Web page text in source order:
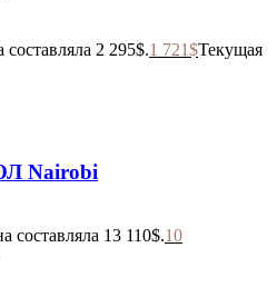
2 295$.1 721$Текущая
Nairobi
составляла 13 110$.10